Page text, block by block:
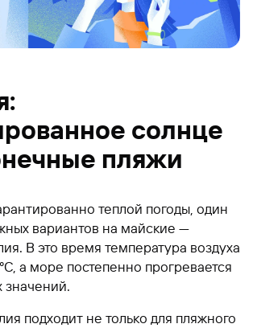
солнце
пляжи
теплой погоды, один
вариантов на майские —
В это время температура воздуха
а море постепенно прогревается
значений.
подходит не только для пляжного